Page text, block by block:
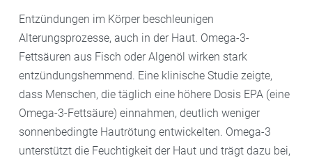
Entzündungen im Körper beschleunigen
Alterungsprozesse, auch in der Haut. Omega-3-
Fettsäuren aus Fisch oder Algenöl wirken stark
entzündungshemmend. Eine klinische Studie zeigte,
dass Menschen, die täglich eine höhere Dosis EPA (eine
Omega-3-Fettsäure) einnahmen, deutlich weniger
sonnenbedingte Hautrötung entwickelten. Omega-3
unterstützt die Feuchtigkeit der Haut und trägt dazu bei,